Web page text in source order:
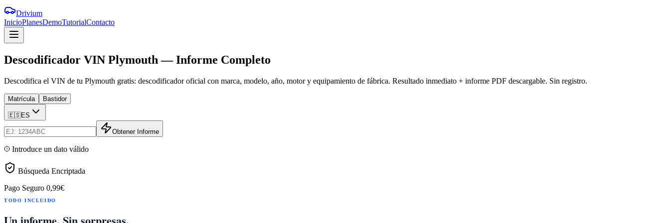
Drivium
InicioPlanesDemoTutorialContacto
Descodificador VIN Plymouth—Informe Completo
Descodifica el VIN de tu Plymouth gratis: descodificador oficial con marca, modelo, año, motor y equipamiento de fábrica. Resultado inmediato + informe PDF descargable. Sin registro.
Matrícula Bastidor
🇪🇸ES
Obtener Informe
Introduce un dato válido
Búsqueda Encriptada
Pago Seguro 0,99€
TODO INCLUIDO